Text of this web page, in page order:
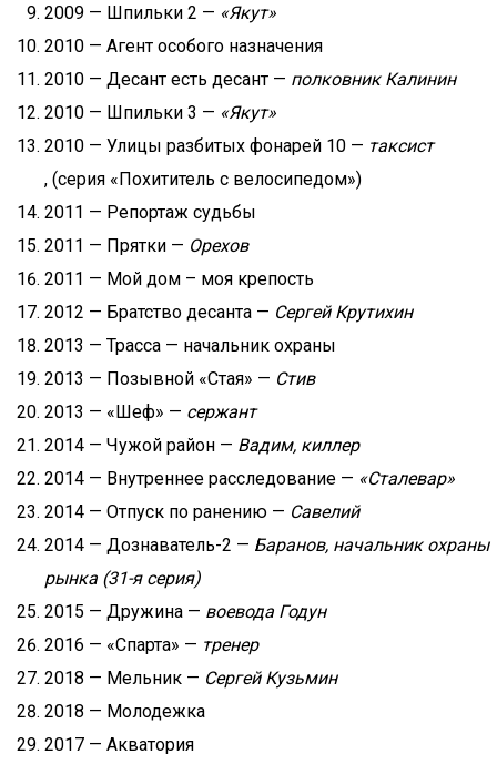
2009 — Шпильки 2 — «Якут»
2010 — Агент особого назначения
2010 — Десант есть десант — полковник Калинин
2010 — Шпильки 3 — «Якут»
2010 — Улицы разбитых фонарей 10 — таксист
, (серия «Похититель с велосипедом»)
2011 — Репортаж судьбы
2011 — Прятки — Орехов
2011 — Мой дом – моя крепость
2012 — Братство десанта — Сергей Крутихин
2013 — Трасса — начальник охраны
2013 — Позывной «Стая» — Стив
2013 — «Шеф» — сержант
2014 — Чужой район — Вадим, киллер
2014 — Внутреннее расследование — «Сталевар»
2014 — Отпуск по ранению — Савелий
2014 — Дознаватель-2 — Баранов, начальник охраны
рынка (31-я серия)
2015 — Дружина — воевода Годун
2016 — «Спарта» — тренер
2018 — Мельник — Сергей Кузьмин
2018 — Молодежка
2017 — Акватория